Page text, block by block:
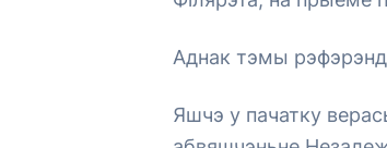
Аднак тэмы
Яшчэ у пачатку